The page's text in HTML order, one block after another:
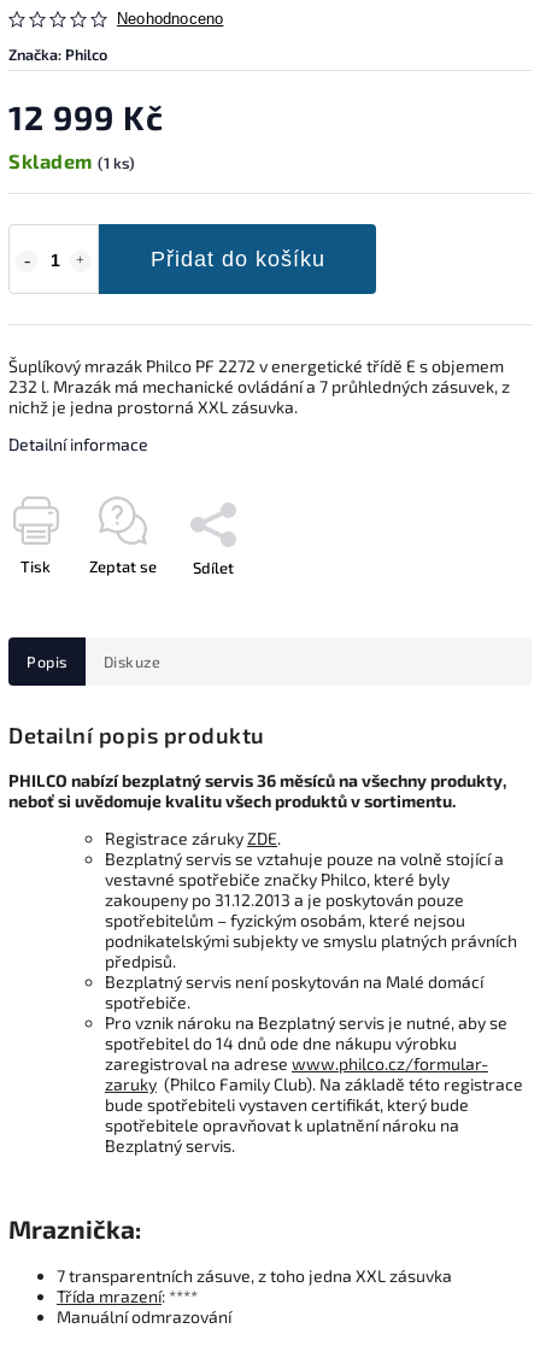
Neohodnoceno
Značka: Philco
12 999 Kč
Skladem (1 ks)
Přidat do košíku
Šuplíkový mrazák Philco PF 2272 v energetické třídě E s objemem
232 l. Mrazák má mechanické ovládání a 7 průhledných zásuvek, z
nichž je jedna prostorná XXL zásuvka.
Detailní informace
Tisk Zeptat se Sdílet
Popis Diskuze
Detailní popis produktu
PHILCO nabízí bezplatný servis 36 měsíců na všechny produkty,
neboť si uvědomuje kvalitu všech produktů v sortimentu.
Registrace zárukyZDE.
Bezplatný servis se vztahuje pouze na volně stojící a
vestavné spotřebiče značky Philco, které byly
zakoupeny po 31.12.2013 a je poskytován pouze
spotřebitelům – fyzickým osobám, které nejsou
podnikatelskými subjekty ve smyslu platných právních
předpisů.
Bezplatný servis není poskytován na Malé domácí
spotřebiče.
Pro vznik nároku na Bezplatný servis je nutné, aby se
spotřebitel do 14 dnů ode dne nákupu výrobku
zaregistroval na adrese www.philco.cz/formular-
zaruky (Philco Family Club). Na základě této registrace
bude spotřebiteli vystaven certifikát, který bude
spotřebitele opravňovat k uplatnění nároku na
Bezplatný servis.
Mraznička:
7 transparentních zásuve, z toho jedna XXL zásuvka
Třída mrazení: ****
Manuální odmrazování